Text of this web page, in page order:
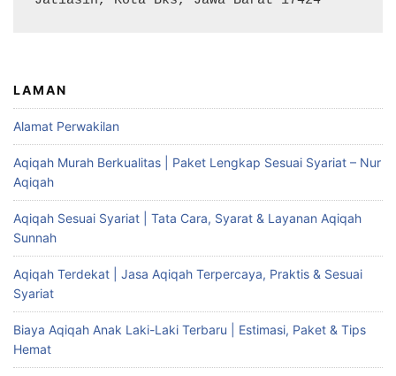
LAMAN
Alamat Perwakilan
Aqiqah Murah Berkualitas | Paket Lengkap Sesuai Syariat – Nur
Aqiqah
Aqiqah Sesuai Syariat | Tata Cara, Syarat & Layanan Aqiqah
Sunnah
Aqiqah Terdekat | Jasa Aqiqah Terpercaya, Praktis & Sesuai
Syariat
Biaya Aqiqah Anak Laki-Laki Terbaru | Estimasi, Paket & Tips
Hemat